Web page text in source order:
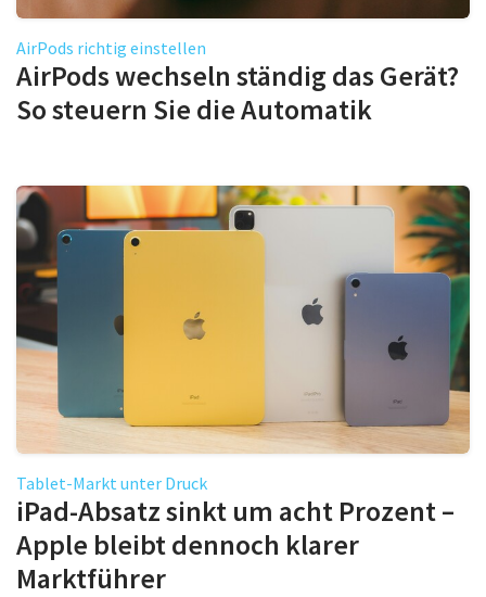
AirPods richtig einstellen
AirPods wechseln ständig das Gerät?
So steuern Sie die Automatik
Tablet-Markt unter Druck
iPad-Absatz sinkt um acht Prozent –
Apple bleibt dennoch klarer
Marktführer